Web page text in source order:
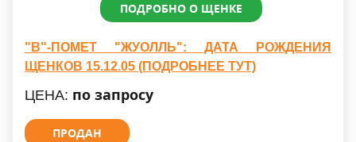
ПОДРОБНО О ЩЕНКЕ
"В"-ПОМЕТ "ЖУОЛЛЬ": ДАТА РОЖДЕНИЯ
ЩЕНКОВ 15.12.05 (ПОДРОБНЕЕ ТУТ)
ЦЕНА: по запросу
ПРОДАН